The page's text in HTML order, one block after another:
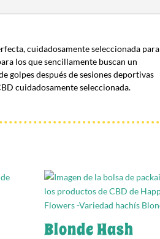
cuidadosamente seleccionada para
los que sencillamente buscan un
golpes después de sesiones deportivas
cuidadosamente seleccionada.
Blonde Hash